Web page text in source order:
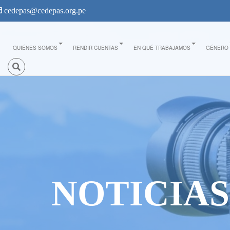
cedepas@cedepas.org.pe
QUIÉNES SOMOS RENDIR CUENTAS EN QUÉ TRABAJAMOS GÉNERO
NOTICIAS